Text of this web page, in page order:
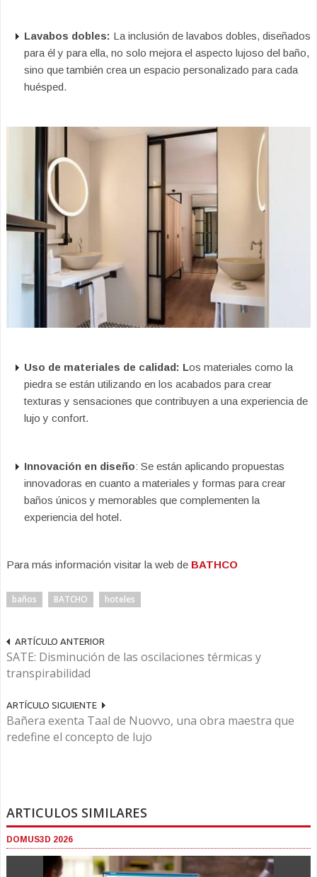
Lavabos dobles: La inclusión de lavabos dobles, diseñados
para él y para ella, no solo mejora el aspecto lujoso del baño,
sino que también crea un espacio personalizado para cada
huésped.
Uso de materiales de calidad: Los materiales como la
piedra se están utilizando en los acabados para crear
texturas y sensaciones que contribuyen a una experiencia de
lujo y confort.
Innovación en diseño: Se están aplicando propuestas
innovadoras en cuanto a materiales y formas para crear
baños únicos y memorables que complementen la
experiencia del hotel.
Para más información visitar la web de BATHCO
baños BATCHO hoteles
ARTÍCULO ANTERIOR
SATE: Disminución de las oscilaciones térmicas y
transpirabilidad
ARTÍCULO SIGUIENTE
Bañera exenta Taal de Nuovvo, una obra maestra que
redefine el concepto de lujo
ARTICULOS SIMILARES
DOMUS3D 2026